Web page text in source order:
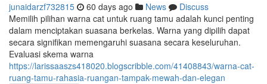
junaidarzf732815 60 days ago News
Discuss
Memilih pilihan warna cat untuk ruang tamu adalah kunci penting
dalam menciptakan suasana berkelas. Warna yang dipilih dapat
secara signifikan memengaruhi suasana secara keseluruhan.
Evaluasi skema warna
https://larissaaszs418020.blogscribble.com/41408843/warna-cat-
ruang-tamu-rahasia-ruangan-tampak-mewah-dan-elegan